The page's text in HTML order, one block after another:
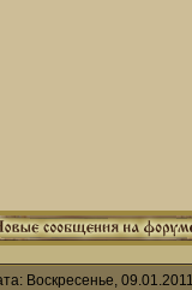
Воскресенье,